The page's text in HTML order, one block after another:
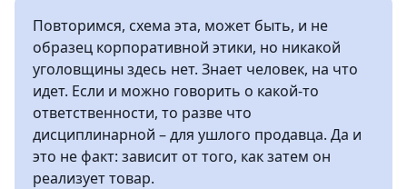
Повторимся, схема эта, может быть, и не
образец корпоративной этики, но никакой
уголовщины здесь нет. Знает человек, на что
идет. Если и можно говорить о какой-то
ответственности, то разве что
дисциплинарной – для ушлого продавца. Да и
это не факт: зависит от того, как затем он
реализует товар.